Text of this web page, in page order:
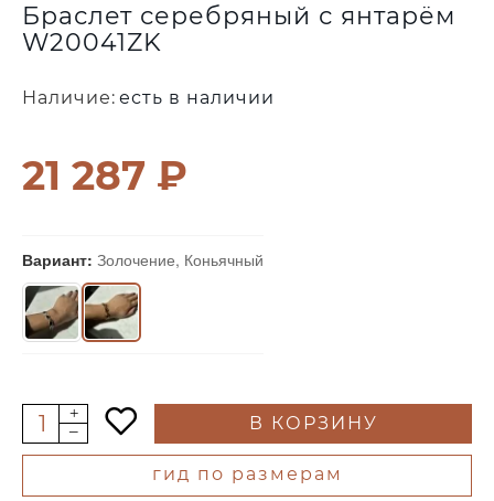
Браслет серебряный с янтарём
W20041ZK
21 287 ₽
Вариант: Золочение, Коньячный
Наличие: есть в наличии
В КОРЗИНУ
гид по размерам